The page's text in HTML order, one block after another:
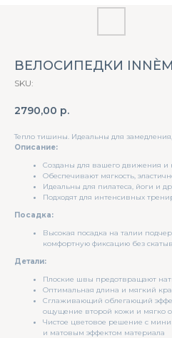
ВЕЛОСИПЕДКИ
SKU:
2790,00 р.
Тепло тишины. Идеальны для
Описание:
Созданы для вашего движения и
Обеспечивают мягкость,
Идеальны для пилатеса, йоги и
Подходят для интенсивных
Посадка:
Высокая посадка на талии
комфортную фиксацию без
Детали:
Плоские швы предотвращают
Оптимальная длина и мягкий
Сглаживающий облегающий
ощущение второй кожи и мягко
Чистое цветовое решение с
и матовым эффектом материала